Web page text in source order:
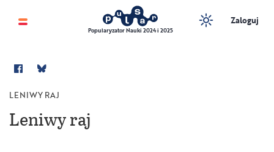
Popularyzator Nauki 2024 i 2025
Zaloguj
LENIWY RAJ
Leniwy raj